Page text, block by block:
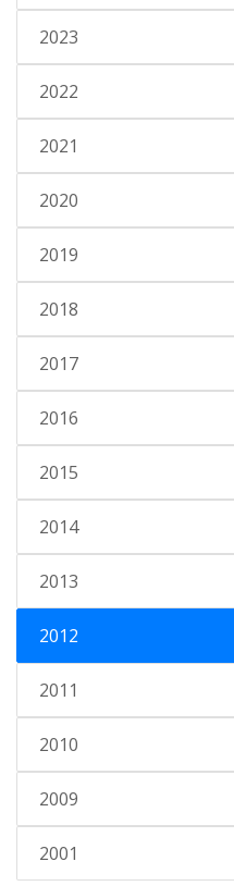
2023
2022
2021
2020
2019
2018
2017
2016
2015
2014
2013
2012
2011
2010
2009
2001